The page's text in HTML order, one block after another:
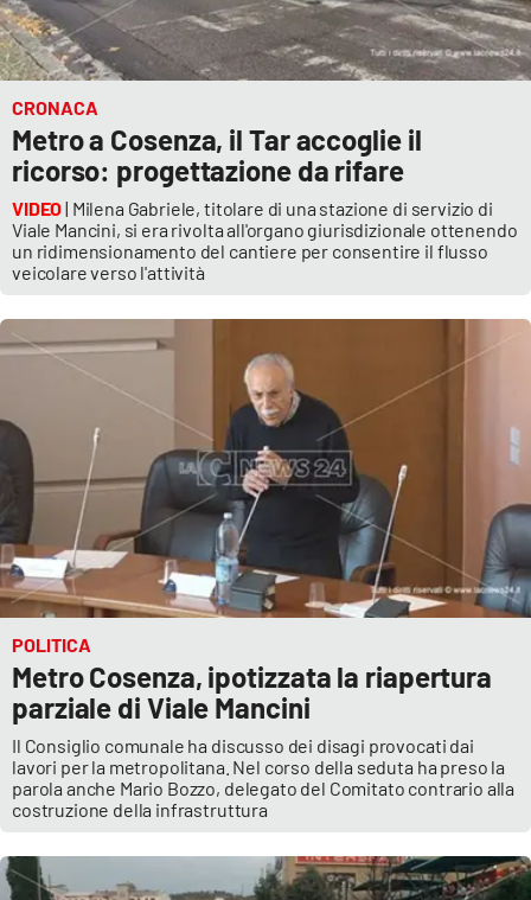
CRONACA
Metro a Cosenza, il Tar accoglie il
ricorso: progettazione da rifare
VIDEO| Milena Gabriele, titolare di una stazione di servizio di
Viale Mancini, si era rivolta all'organo giurisdizionale ottenendo
un ridimensionamento del cantiere per consentire il flusso
veicolare verso l'attività
POLITICA
Metro Cosenza, ipotizzata la riapertura
parziale di Viale Mancini
Il Consiglio comunale ha discusso dei disagi provocati dai
lavori per la metropolitana. Nel corso della seduta ha preso la
parola anche Mario Bozzo, delegato del Comitato contrario alla
costruzione della infrastruttura